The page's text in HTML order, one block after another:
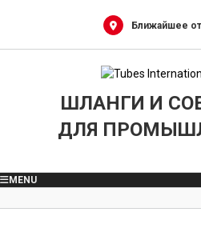
Ближайшее
ШЛАНГИ И
ДЛЯ
MENU